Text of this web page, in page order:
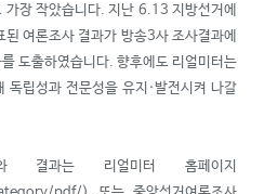
장 작았습니다. 지난 6.13 지방선거에
여론조사 결과가 방송3사 조사결과에
도출하였습니다. 향후에도 리얼미터는
독립성과 전문성을 유지·발전시켜 나갈
과는 리얼미터 홈페이지